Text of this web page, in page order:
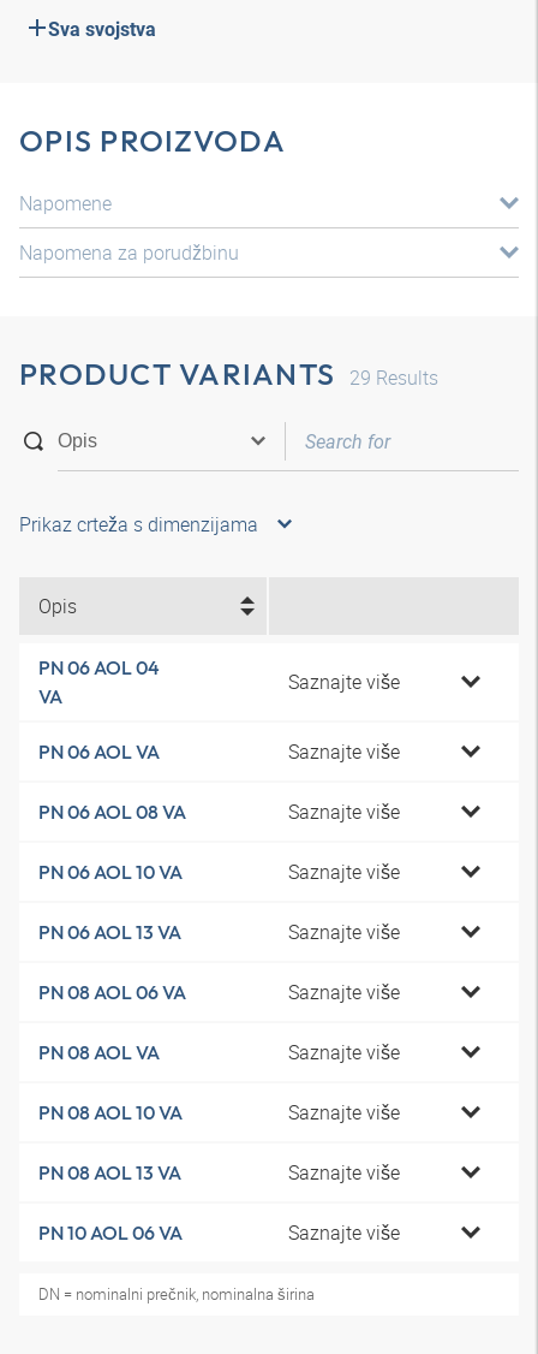
Sva svojstva
OPIS PROIZVODA
Napomene
Napomena za porudžbinu
PRODUCT VARIANTS 29 Results
Prikaz crteža s dimenzijama
Opis
PN 06 AOL 04
VA
Saznajte više
PN 06 AOL VA Saznajte više
PN 06 AOL 08 VA Saznajte više
PN 06 AOL 10 VA Saznajte više
PN 06 AOL 13 VA Saznajte više
PN 08 AOL 06 VA Saznajte više
PN 08 AOL VA Saznajte više
PN 08 AOL 10 VA Saznajte više
PN 08 AOL 13 VA Saznajte više
PN 10 AOL 06 VA Saznajte više
DN = nominalni prečnik, nominalna širina